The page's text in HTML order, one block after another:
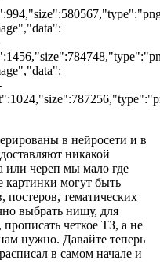
в нейросети и в
никакой
или череп мы мало где
картинки могут быть
постеров, тематических
выбрать нишу, для
четкое ТЗ, а не
нужно. Давайте теперь
в самом начале и